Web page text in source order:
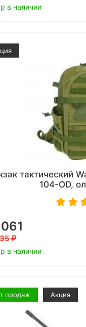
в наличии
тактический
104-OD,
в наличии
продаж Акция